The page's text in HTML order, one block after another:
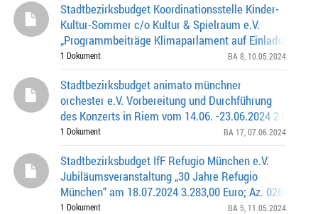
Stadtbezirksbudget Koordinationsstelle Kinder-
Kultur-Sommer c/o Kultur & Spielraum e.V.
„Programmbeiträge Klimaparlament auf Einladung des
Veranstalterkreises vom 17.06.2024 – 23.06.2024“ 2.
1 Dokument BA 8 , 10.05.2024
Stadtbezirksbudget animato münchner
orchester e.V. Vorbereitung und Durchführung
des Konzerts in Riem vom 14.06. -23.06.2024
0262.0-17-0450
1 Dokument BA 17 , 07.06.2024
Stadtbezirksbudget IfF Refugio München e.V.
Jubiläumsveranstaltung „30 Jahre Refugio
München“ am 18.07.2024 3.283,00 Euro; Az. 0262.0-5-
1 Dokument BA 5 , 11.05.2024